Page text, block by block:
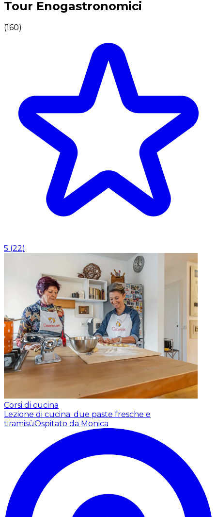
Tour Enogastronomici
(160)
5 (22)
Corsi di cucina
Lezione di cucina: due paste fresche e
tiramisùOspitato da Monica